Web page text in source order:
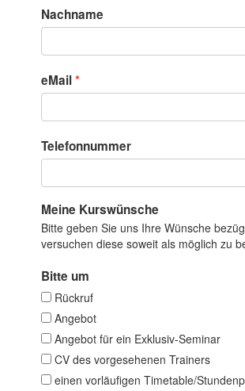
Nachname
eMail
Telefonnummer
Meine Kurswünsche
Bitte geben Sie uns Ihre Wünsche
versuchen diese soweit als möglich zu
Bitte um
Rückruf
Angebot
Angebot für ein Exklusiv-Seminar
CV des vorgesehenen Trainers
einen vorläufigen Timetable/